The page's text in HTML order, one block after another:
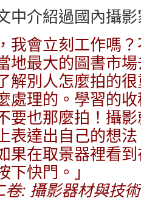
中介紹過國內攝
我會立刻工作嗎
地最大的圖書市
解別人怎麼拍的
處理的。學習的
要也那麼拍！攝
表達出自己的想
果在取景器裡看
快門。」
卷: 攝影器材與技